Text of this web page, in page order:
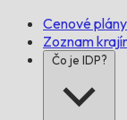
Cenové plány
Zoznam
Čo je IDP?